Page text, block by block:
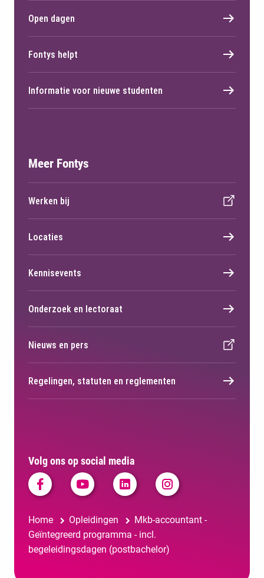
Volg ons op social media
Home Opleidingen
Mkb-accountant -
Geïntegreerd programma - incl.
begeleidingsdagen (postbachelor)
Open dagen
Fontys helpt
Informatie voor nieuwe studenten
Meer Fontys
Werken bij
Locaties
Kennisevents
Onderzoek en lectoraat
Nieuws en pers
Regelingen, statuten en reglementen